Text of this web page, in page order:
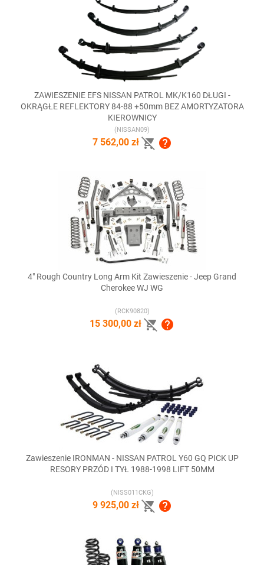
ZAWIESZENIE EFS NISSAN PATROL MK/K160 DŁUGI -
OKRĄGŁE REFLEKTORY 84-88 +50mm BEZ AMORTYZATORA
KIEROWNICY
(NISSAN09)
7 562,00 zł  
4" Rough Country Long Arm Kit Zawieszenie - Jeep Grand
Cherokee WJ WG
(RCK90820)
15 300,00 zł  
Zawieszenie IRONMAN - NISSAN PATROL Y60 GQ PICK UP
RESORY PRZÓD I TYŁ 1988-1998 LIFT 50MM
(NISS011CKG)
9 925,00 zł  